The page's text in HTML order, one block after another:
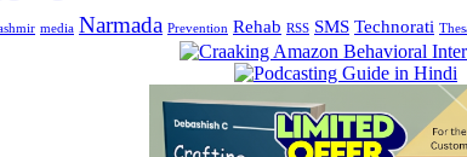
media Narmada Prevention Rehab RSS SMS Technorati